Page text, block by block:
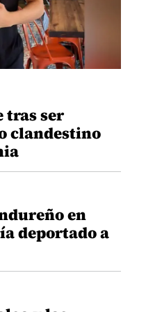
tras ser
clandestino
en
deportado a